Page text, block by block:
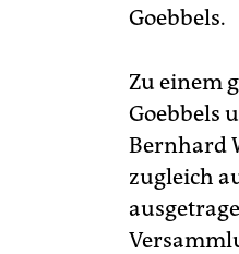
Goebbels.
Zu einem
Goebbels
Bernhard
zugleich